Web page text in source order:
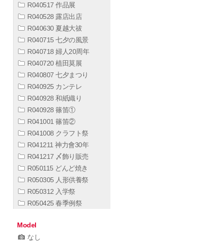
R040517 作品展
R040528 露店出店
R040630 夏越大祓
R040715 七夕の風景
R040718 婦人20周年
R040720 植田莫展
R040807 七夕まつり
R040925 カンテレ
R040928 和紙織り
R040928 篠笛①
R041001 篠笛②
R041008 クラフト祭
R041211 神力會30年
R041217 〆飾り販売
R050115 どんど焼き
R050305 人形供養祭
R050312 入学祭
R050425 春季例祭
Model
なし